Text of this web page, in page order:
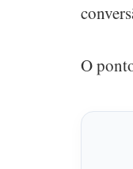
O